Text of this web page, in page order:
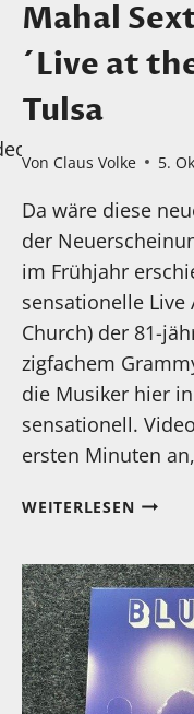
ONE
HOUR
Mahal
´Live at
Tulsa
Von Claus Volke 5.
Da wäre diese
der
im Frühjahr
sensationelle Live
Church) der 81-
zigfachem
die Musiker hier
sensationell.
ersten Minuten
WEITERLESENMEIN
TAJ
MAHAL
AT